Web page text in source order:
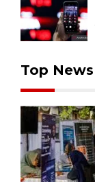
Top News